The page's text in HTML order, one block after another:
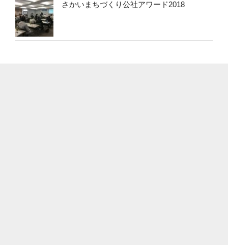
さかいまちづくり公社アワード2018